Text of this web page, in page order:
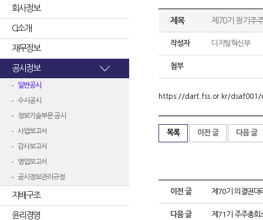
회사정보
CI소개
재무정보
공시정보
일반공시
수시공시
정보기술부문 공시
사업보고서
감사보고서
영업보고서
공시정보관리규정
지배구조
윤리경영
제목 제70기 정기주
작성자 디지털혁신부
첨부
https://dart.fss.or.kr/dsaf001/
목록 이전 글 다음 글
이전 글 제70기 의결권대
다음 글 제71기 주주총회